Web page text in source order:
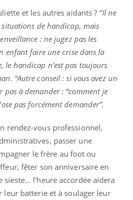
et les autres aidants ? “Il ne
de handicap, mais
: ne jugez pas les
enfant faire une crise dans la
le handicap n’est pas toujours
“Autre conseil : si vous avez un
pas à demander : “comment je
pas forcément demander”.
rendez-vous professionnel,
passer une
le frère au foot ou
fêter son anniversaire en
l’heure accordée aidera
leur batterie et à soulager leur